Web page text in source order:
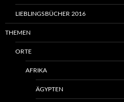
LIEBLINGSBÜCHER 2016
THEMEN
ORTE
AFRIKA
ÄGYPTEN